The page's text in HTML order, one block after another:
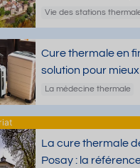
Vie des stations
Cure thermale en
solution pour mieux
La médecine thermale
La cure thermale
Posay : la